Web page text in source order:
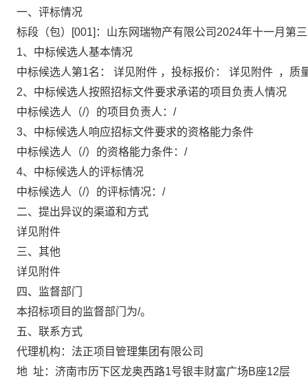
一、 评标情况
标段（包）[001] ：山东网瑞物产有限公司2024年十一月第
1、中标候选人基本情况
中标候选人第1名： 详见附件 ，投标报价： 详见附件 ，质
2、中标候选人按照招标文件要求承诺的项目负责人情况
中标候选人（/）的项目负责人：/
3、中标候选人响应招标文件要求的资格能力条件
中标候选人（/）的资格能力条件：/
4、中标候选人的评标情况
中标候选人（/）的评标情况：/
二、 提出异议的渠道和方式
详见附件
三、其他
详见附件
四、监督部门
本招标项目的监督部门为/。
五、联系方式
代理机构：法正项目管理集团有限公司
地 址：济南市历下区龙奥西路1号银丰财富广场B座12层